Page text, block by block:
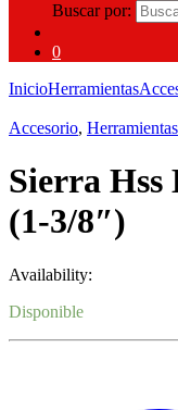
Buscar por:
0
InicioHerramientas
Accesorio, Herramientas
Sierra Hss
(1-3/8″)
Availability:
Disponible